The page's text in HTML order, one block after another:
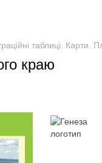
таблиці. Карти.
краю